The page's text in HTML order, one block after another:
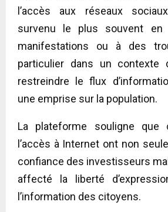
l’accès aux réseaux
survenu le plus souvent en
manifestations ou à des
particulier dans un contexte
restreindre le flux
une emprise sur la population.
La plateforme souligne que
l’accès à Internet ont non
confiance des investisseurs
affecté la liberté
l’information des citoyens.